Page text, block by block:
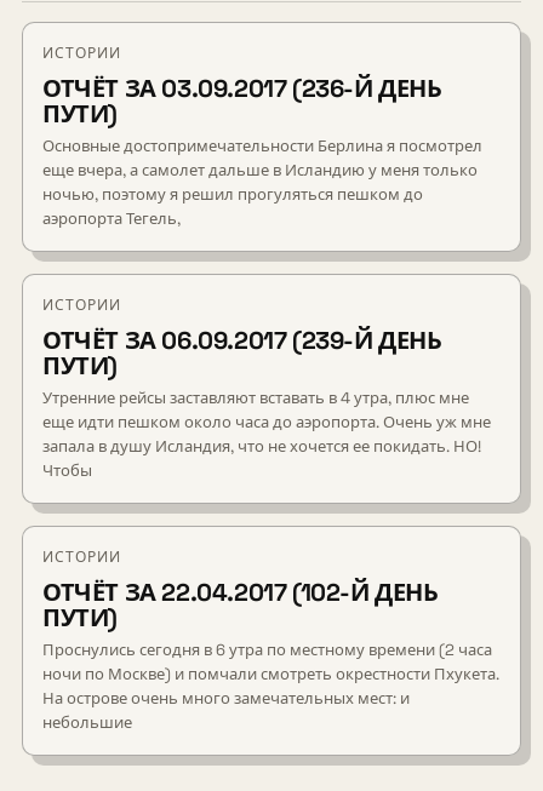
ИСТОРИИ
ОТЧЁТ ЗА 03.09.2017 (236-Й ДЕНЬ
ПУТИ)
Основные достопримечательности Берлина я посмотрел
еще вчера, а самолет дальше в Исландию у меня только
ночью, поэтому я решил прогуляться пешком до
аэропорта Тегель,
ИСТОРИИ
ОТЧЁТ ЗА 06.09.2017 (239-Й ДЕНЬ
ПУТИ)
Утренние рейсы заставляют вставать в 4 утра, плюс мне
еще идти пешком около часа до аэропорта. Очень уж мне
запала в душу Исландия, что не хочется ее покидать. НО!
Чтобы
ИСТОРИИ
ОТЧЁТ ЗА 22.04.2017 (102-Й ДЕНЬ
ПУТИ)
Проснулись сегодня в 6 утра по местному времени (2 часа
ночи по Москве) и помчали смотреть окрестности Пхукета.
На острове очень много замечательных мест: и
небольшие